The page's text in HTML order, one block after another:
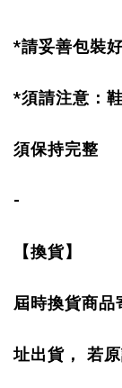
*請妥善包裝好
*須請注意：
須保持完整
-
【換貨】
屆時換貨商品
址出貨， 若